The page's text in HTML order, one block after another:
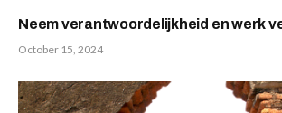
Neem verantwoordelijkheid en werk
October 15, 2024